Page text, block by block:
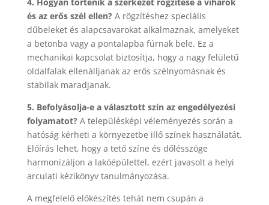
és az erős szél ellen?A rögzítéshez speciális
dűbeleket és alapcsavarokat alkalmaznak, amelyeket
a betonba vagy a pontalapba fúrnak bele. Ez a
mechanikai kapcsolat biztosítja, hogy a nagy felületű
oldalfalak ellenálljanak az erős szélnyomásnak és
stabilak maradjanak.
5. Befolyásolja-e a választott szín az engedélyezési
folyamatot?A településképi véleményezés során a
hatóság kérheti a környezetbe illő színek használatát.
Előírás lehet, hogy a tető színe és dőlésszöge
harmonizáljon a lakóépülettel, ezért javasolt a helyi
arculati kézikönyv tanulmányozása.
A megfelelő előkészítés tehát nem csupán a